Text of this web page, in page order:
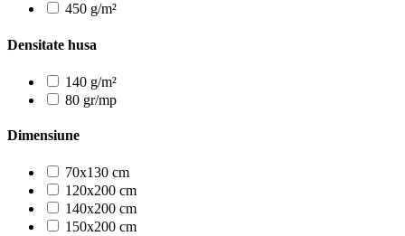
450 g/m²
Densitate husa
140 g/m²
80 gr/mp
Dimensiune
70x130 cm
120x200 cm
140x200 cm
150x200 cm